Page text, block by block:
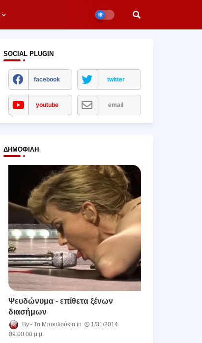
SOCIAL PLUGIN
facebook twitter
youtube email
ΔΗΜΟΦΙΛΉ
Ψευδώνυμα - επίθετα ξένων
διασήμων
Τα Μπουλούκια
1/31/2014
09:00:00 μ.μ.